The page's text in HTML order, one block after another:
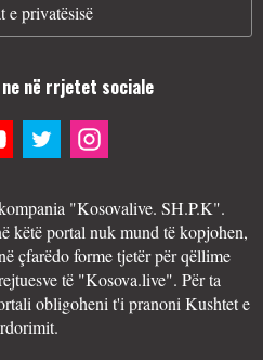
e privatësisë
ne në rrjetet sociale
"Kosovalive. SH.P.K".
këtë portal nuk mund të kopjohen,
çfarëdo forme tjetër për qëllime
të "Kosova.live". Për ta
obligoheni t'i pranoni Kushtet e